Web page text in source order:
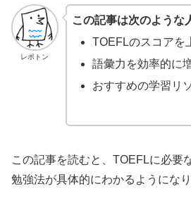
レポトン
この記事は次のような
TOEFLのスコアを
語彙力を効率的に
おすすめの学習リ
この記事を読むと、TOEFLに必要
勉強法が具体的にわかるようになり